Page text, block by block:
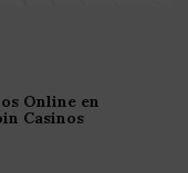
Online en
Casinos